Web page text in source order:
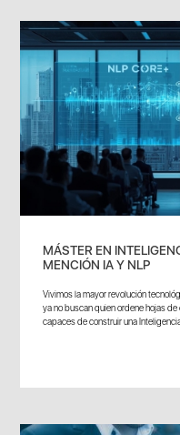
MÁSTER EN
MENCIÓN IA Y NLP
Vivimos la mayor revolución
ya no buscan quien ordene hojas
capaces de construir una